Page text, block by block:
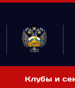
Клубы и